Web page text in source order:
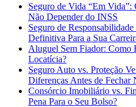
Seguro de Vida “Em Vida”:
Não Depender do INSS
Seguro de
Definitiva Para a Sua
Aluguel Sem Fiador: Como
Locatícia?
Seguro Auto vs. Proteção
Diferenças Antes de Fechar
Consórcio Imobiliário vs.
Pena Para o Seu Bolso?